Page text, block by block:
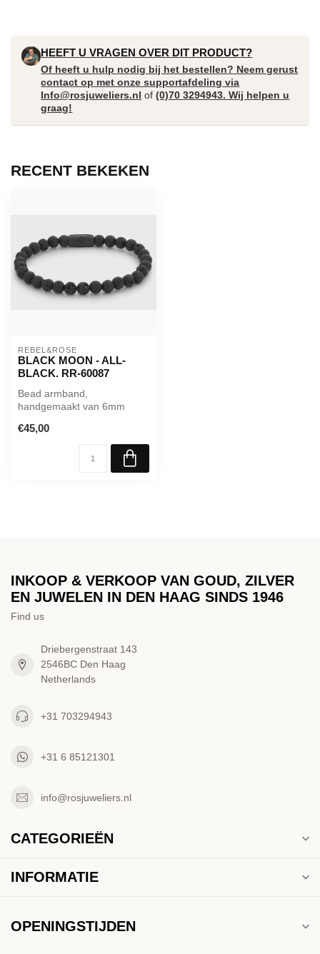
HEEFT U VRAGEN OVER DIT PRODUCT?
Of heeft u hulp nodig bij het bestellen? Neem gerust
contact op met onze supportafdeling via
Info@rosjuweliers.nl of(0)70 3294943. Wij helpen u
graag!
RECENT BEKEKEN
REBEL&ROSE
BLACK MOON - ALL-
BLACK. RR-60087
Bead armband,
handgemaakt van 6mm
eenedelstalen zwarte s...
€45,00
INKOOP & VERKOOP VAN GOUD, ZILVER
EN JUWELEN IN DEN HAAG SINDS 1946
Find us
Driebergenstraat 143
2546BC Den Haag
Netherlands
+31 703294943
+31 6 85121301
info@rosjuweliers.nl
CATEGORIEËN
INFORMATIE
OPENINGSTIJDEN